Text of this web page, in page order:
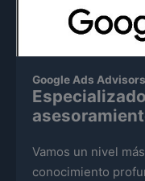
Google Ads Advisors
Vamos un nivel
conocimiento